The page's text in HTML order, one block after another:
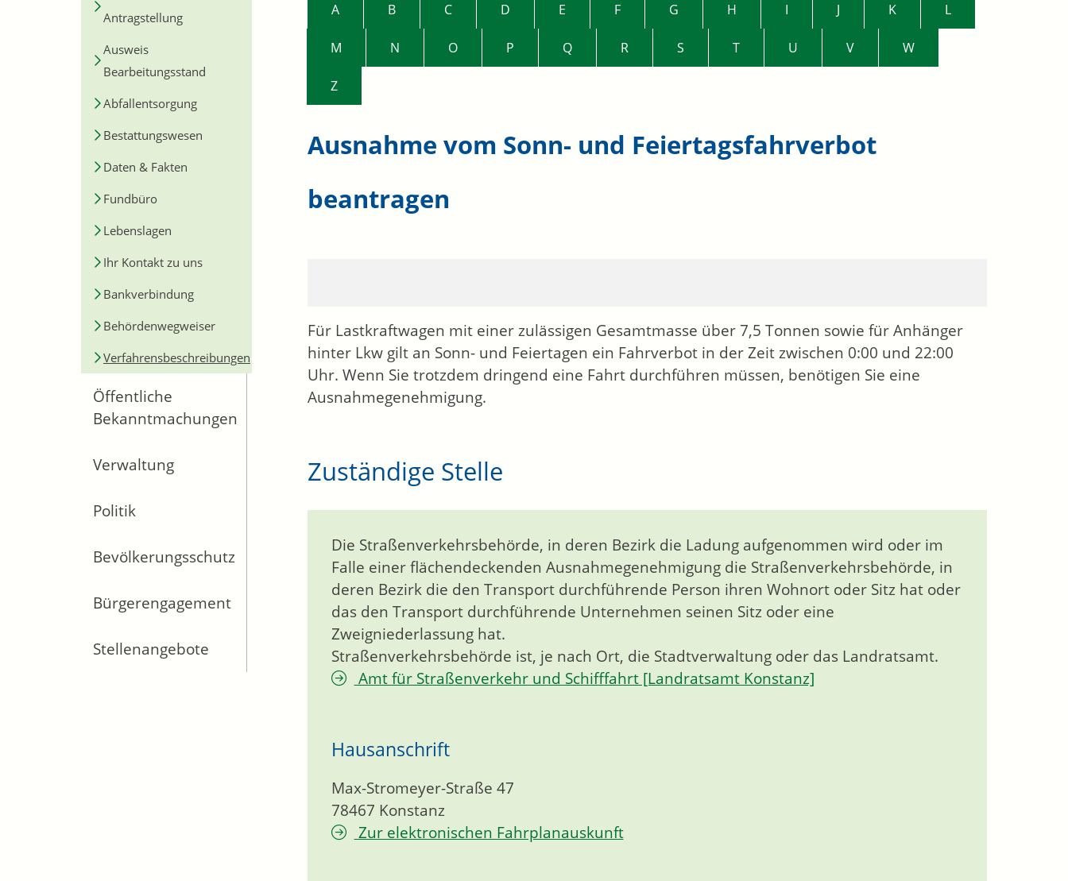
Antragstellung
Ausweis
Bearbeitungsstand
Abfallentsorgung
Bestattungswesen
Daten & Fakten
Fundbüro
Lebenslagen
Ihr Kontakt zu uns
Bankverbindung
Behördenwegweiser
Verfahrensbeschreibungen
Öffentliche
Bekanntmachungen
Verwaltung
Politik
Bevölkerungsschutz
Bürgerengagement
Stellenangebote
A B C D E F G H I J K L
M N O P Q R S T U V W
Z
Ausnahme vom Sonn- und Feiertagsfahrverbot
beantragen
Für Lastkraftwagen mit einer zulässigen Gesamtmasse über 7,5 Tonnen sowie für Anhänger
hinter Lkw gilt an Sonn- und Feiertagen ein Fahrverbot in der Zeit zwischen 0:00 und 22:00
Uhr. Wenn Sie trotzdem dringend eine Fahrt durchführen müssen, benötigen Sie eine
Ausnahmegenehmigung.
Zuständige Stelle
Die Straßenverkehrsbehörde, in deren Bezirk die Ladung aufgenommen wird oder im
Falle einer flächendeckenden Ausnahmegenehmigung die Straßenverkehrsbehörde, in
deren Bezirk die den Transport durchführende Person ihren Wohnort oder Sitz hat oder
das den Transport durchführende Unternehmen seinen Sitz oder eine
Zweigniederlassung hat.
Straßenverkehrsbehörde ist, je nach Ort, die Stadtverwaltung oder das Landratsamt.
Amt für Straßenverkehr und Schifffahrt [Landratsamt Konstanz]
Hausanschrift
Max-Stromeyer-Straße 47
78467 Konstanz
Zur elektronischen Fahrplanauskunft